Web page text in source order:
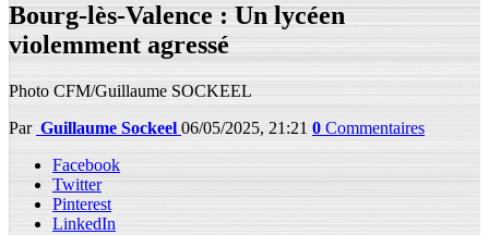
Bourg-lès-Valence : Un lycéen
violemment agressé
Photo CFM/Guillaume SOCKEEL
Par Guillaume Sockeel 06/05/2025, 21:21 0 Commentaires
Facebook
Twitter
Pinterest
LinkedIn